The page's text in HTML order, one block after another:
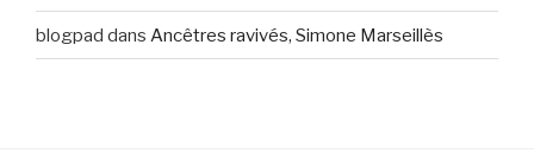
blogpad dans Ancêtres ravivés, Simone Marseillès